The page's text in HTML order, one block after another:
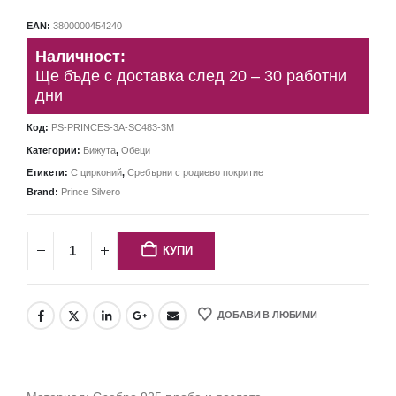
EAN: 3800000454240
Наличност:
Ще бъде с доставка след 20 – 30 работни
дни
Код: PS-PRINCES-3A-SC483-3M
Категории: Бижута, Обеци
Етикети: С цирконий, Сребърни с родиево покритие
Brand: Prince Silvero
КУПИ
ДОБАВИ В ЛЮБИМИ